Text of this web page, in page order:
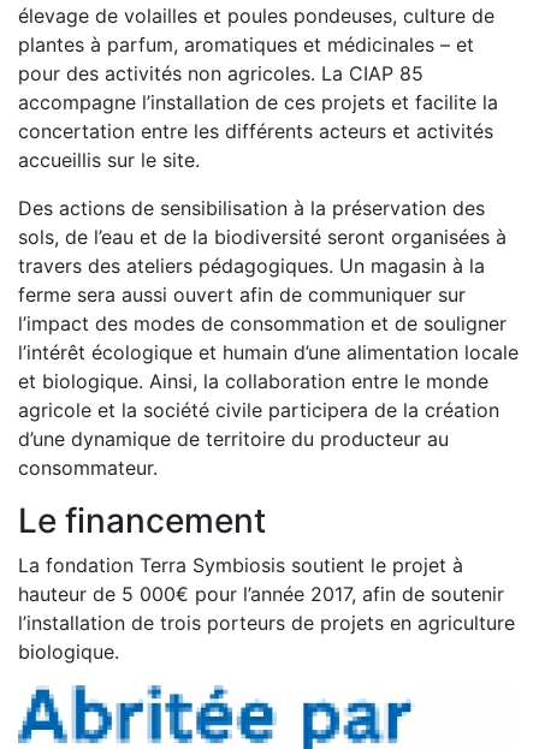
élevage de volailles et poules pondeuses, culture de
plantes à parfum, aromatiques et médicinales – et
pour des activités non agricoles. La CIAP 85
accompagne l’installation de ces projets et facilite la
concertation entre les différents acteurs et activités
accueillis sur le site.
Des actions de sensibilisation à la préservation des
sols, de l’eau et de la biodiversité seront organisées à
travers des ateliers pédagogiques. Un magasin à la
ferme sera aussi ouvert afin de communiquer sur
l’impact des modes de consommation et de souligner
l’intérêt écologique et humain d’une alimentation locale
et biologique. Ainsi, la collaboration entre le monde
agricole et la société civile participera de la création
d’une dynamique de territoire du producteur au
consommateur.
Le financement
La fondation Terra Symbiosis soutient le projet à
hauteur de 5 000€ pour l’année 2017, afin de soutenir
l’installation de trois porteurs de projets en agriculture
biologique.